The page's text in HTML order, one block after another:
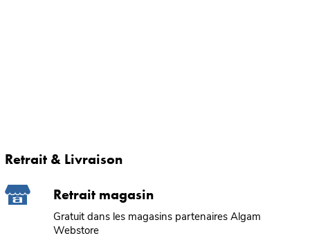
Retrait & Livraison
Retrait magasin
Gratuit dans les magasins partenaires Algam
Webstore